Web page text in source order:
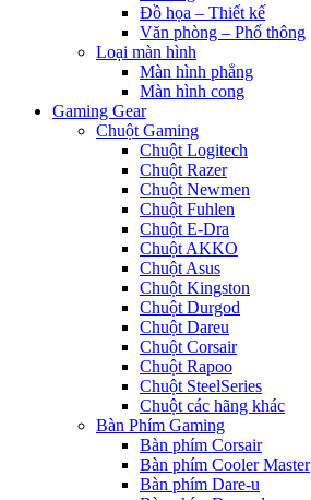
Đồ họa – Thiết kế
Văn phòng – Phổ thông
Loại màn hình
Màn hình phẳng
Màn hình cong
Gaming Gear
Chuột Gaming
Chuột Logitech
Chuột Razer
Chuột Newmen
Chuột Fuhlen
Chuột E-Dra
Chuột AKKO
Chuột Asus
Chuột Kingston
Chuột Durgod
Chuột Dareu
Chuột Corsair
Chuột Rapoo
Chuột SteelSeries
Chuột các hãng khác
Bàn Phím Gaming
Bàn phím Corsair
Bàn phím Cooler Master
Bàn phím Dare-u